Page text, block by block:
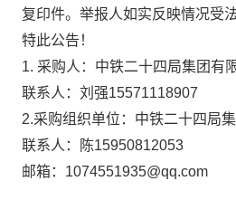
复印件。举报人如实反映情况受
特此公告！
1. 采购人： 中铁二十四局集团有
联系人： 刘强15571118907
2.采购组织单位：中铁二十四局
联系人：陈15950812053
邮箱： 1074551935@qq.com